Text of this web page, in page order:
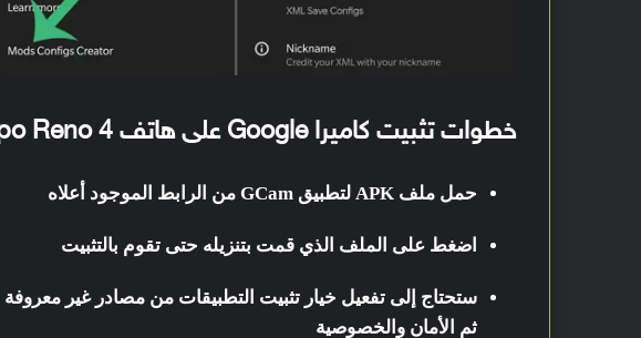
خطوات تثبيت كاميرا Google على هاتف Oppo Reno 4 و Oppo Reno 4 Pro
حمل ملف APK لتطبيق GCam من الرابط الموجود أعلاه
اضغط على الملف الذي قمت بتنزيله حتى تقوم بالتثبيت
ستحتاج إلى تفعيل خيار تثبيت التطبيقات من مصادر غير معروفة
ثم الأمان والخصوصية